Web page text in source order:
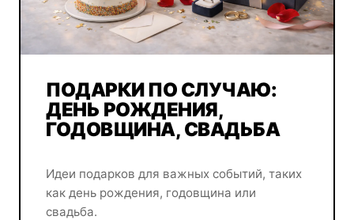
ПОДАРКИ ПО СЛУЧАЮ:
ДЕНЬ РОЖДЕНИЯ,
ГОДОВЩИНА, СВАДЬБА
Идеи подарков для важных событий, таких
как день рождения, годовщина или
свадьба.